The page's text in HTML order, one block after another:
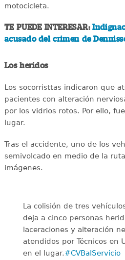
motocicleta.
TE PUEDE INTERESAR:
acusado del crimen de
Los heridos
Los socorristtas indicaron que
pacientes con alteración
por los vidrios rotos. Por ello,
lugar.
Tras el accidente, uno de los
semivolcado en medio de la
imágenes.
La colisión de tres
deja a cinco personas
laceraciones y alteración
atendidos por Técnicos en
en el lugar.#CVBalServicio